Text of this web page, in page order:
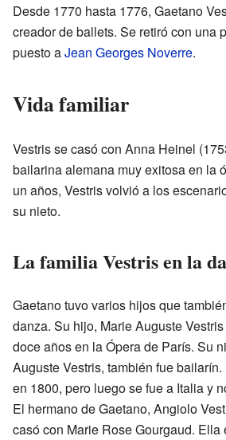
Desde 1770 hasta 1776, Gaetano
creador de ballets. Se retiró con una
puesto aJean Georges Noverre.
Vida familiar
Vestris se casó con Anna Heinel
bailarina alemana muy exitosa en la
un años, Vestris volvió a los
su nieto.
La familia Vestris en la
Gaetano tuvo varios hijos que
danza. Su hijo, Marie Auguste
doce años en la Ópera de París. Su
Auguste Vestris, también fue
en 1800, pero luego se fue a Italia y
El hermano de Gaetano, Angiolo
casó con Marie Rose Gourgaud. Ella